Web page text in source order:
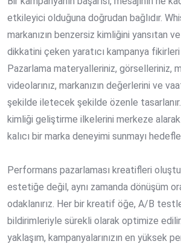
etkileyici olduğuna doğrudan bağlıdır.
markanızın benzersiz kimliğini yansıtan
dikkatini çeken yaratıcı kampanya
Pazarlama materyalleriniz, görselleriniz,
videolarınız, markanızın değerlerini ve
şekilde iletecek şekilde özenle
kimliği geliştirme ilkelerini merkeze
kalıcı bir marka deneyimi sunmayı
Performans pazarlaması kreatifleri
estetiğe değil, aynı zamanda dönüşüm
odaklanırız. Her bir kreatif öğe, A/B
bildirimleriyle sürekli olarak optimize
yaklaşım, kampanyalarınızın en yüksek